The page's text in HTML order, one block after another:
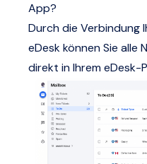
App?
Durch die Verbindung
eDesk können Sie alle
direkt in Ihrem eDesk-